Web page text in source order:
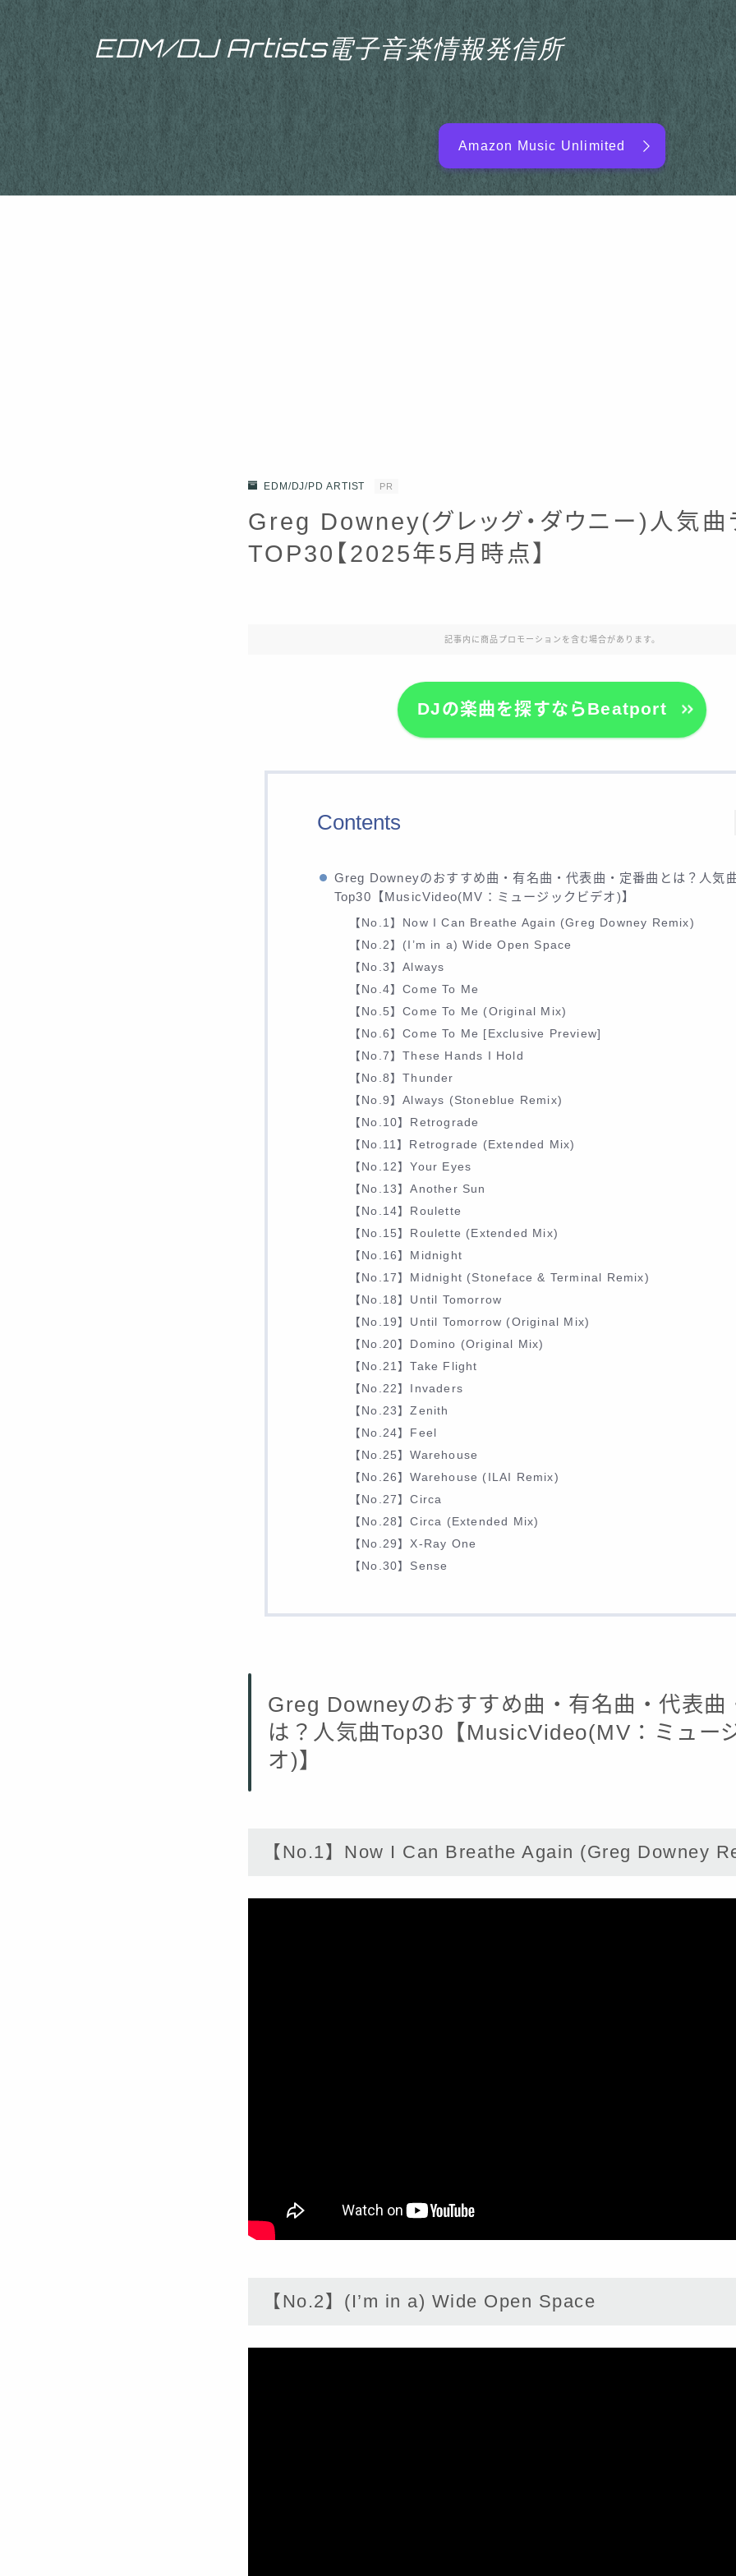
EDM/DJ Artists電子音楽情報発信所
EDM/DJ/PD ARTIST
Amazon Music Unlimited
EDM/DJ/PD ARTIST PR
Greg Downey(グレッグ・ダウニー)人気曲
TOP30【2025年5月時点】
記事内に商品プロモーションを含む場合があります。
DJの楽曲を探すならBeatport
Contents
Greg Downeyのおすすめ曲・有名曲・代表曲・定番曲とは？人気
Top30【MusicVideo(MV：ミュージックビデオ)】
【No.1】Now I Can Breathe Again (Greg Downey Remix)
【No.2】(I’m in a) Wide Open Space
【No.3】Always
【No.4】Come To Me
【No.5】Come To Me (Original Mix)
【No.6】Come To Me [Exclusive Preview]
【No.7】These Hands I Hold
【No.8】Thunder
【No.9】Always (Stoneblue Remix)
【No.10】Retrograde
【No.11】Retrograde (Extended Mix)
【No.12】Your Eyes
【No.13】Another Sun
【No.14】Roulette
【No.15】Roulette (Extended Mix)
【No.16】Midnight
【No.17】Midnight (Stoneface & Terminal Remix)
【No.18】Until Tomorrow
【No.19】Until Tomorrow (Original Mix)
【No.20】Domino (Original Mix)
【No.21】Take Flight
【No.22】Invaders
【No.23】Zenith
【No.24】Feel
【No.25】Warehouse
【No.26】Warehouse (ILAI Remix)
【No.27】Circa
【No.28】Circa (Extended Mix)
【No.29】X-Ray One
【No.30】Sense
Greg Downeyのおすすめ曲・有名曲・代表曲
は？人気曲Top30【MusicVideo(MV：ミュー
オ)】
【No.1】Now I Can Breathe Again (Greg Downey
【No.2】(I’m in a) Wide Open Space